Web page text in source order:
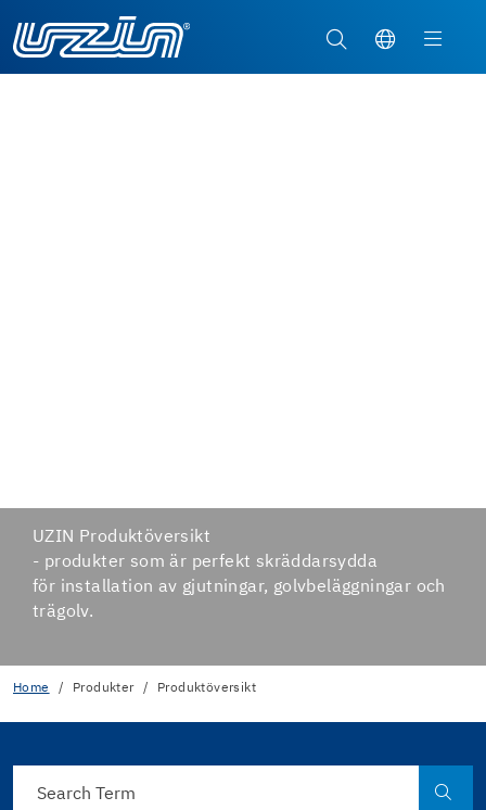
UZIN Produktöversikt
- produkter som är perfekt skräddarsydda
för installation av gjutningar, golvbeläggningar och
trägolv.
Home Produkter Produktöversikt